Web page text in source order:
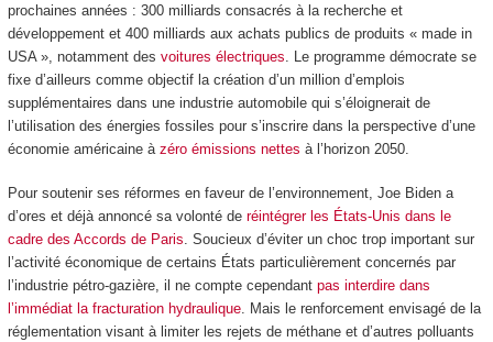
prochaines années : 300 milliards consacrés à la recherche et
développement et 400 milliards aux achats publics de produits « made in
USA », notamment des voitures électriques . Le programme démocrate se
fixe d’ailleurs comme objectif la création d’un million d’emplois
supplémentaires dans une industrie automobile qui s’éloignerait de
l’utilisation des énergies fossiles pour s’inscrire dans la perspective d’une
économie américaine à zéro émissions nettes à l’horizon 2050.
Pour soutenir ses réformes en faveur de l’environnement, Joe Biden a
d’ores et déjà annoncé sa volonté de réintégrer les États-Unis dans le
cadre des Accords de Paris. Soucieux d’éviter un choc trop important sur
l’activité économique de certains États particulièrement concernés par
l’industrie pétro-gazière, il ne compte cependant pas interdire dans
l’immédiat la fracturation hydraulique. Mais le renforcement envisagé de la
réglementation visant à limiter les rejets de méthane et d’autres polluants